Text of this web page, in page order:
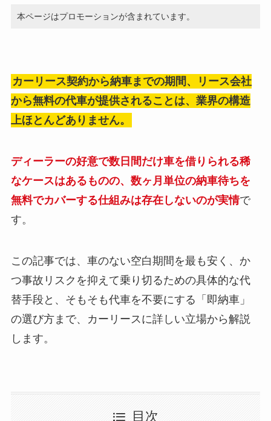
本ページはプロモーションが含まれています。
カーリース契約から納車までの期間、リース会社
から無料の代車が提供されることは、業界の構造
上ほとんどありません。
ディーラーの好意で数日間だけ車を借りられる稀
なケースはあるものの、数ヶ月単位の納車待ちを
無料でカバーする仕組みは存在しないのが実情で
す。
この記事では、車のない空白期間を最も安く、か
つ事故リスクを抑えて乗り切るための具体的な代
替手段と、そもそも代車を不要にする「即納車」
の選び方まで、カーリースに詳しい立場から解説
します。
目次